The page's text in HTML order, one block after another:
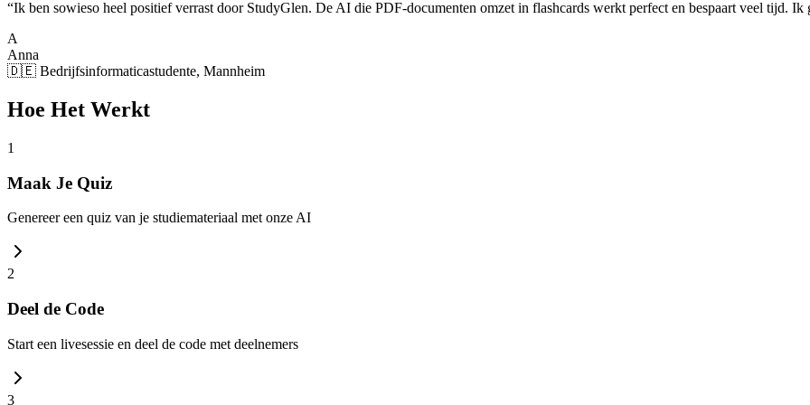
“Ik ben sowieso heel positief verrast door StudyGlen. De AI die PDF-documenten omzet in flashcards werkt perfect en bespaart veel tijd.
A
Anna
🇩🇪 Bedrijfsinformaticastudente, Mannheim
Hoe Het Werkt
1
Maak Je Quiz
Genereer een quiz van je studiemateriaal met onze AI
2
Deel de Code
Start een livesessie en deel de code met deelnemers
3